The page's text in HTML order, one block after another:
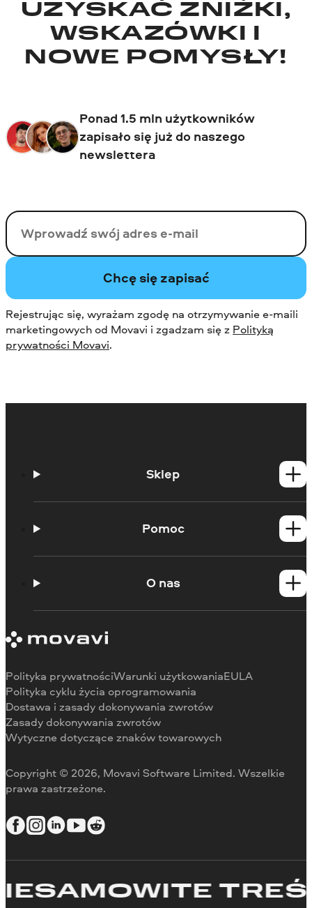
UZYSKAĆ ZNIŻKI,
WSKAZÓWKI I
NOWE POMYSŁY!
Ponad 1.5 mln użytkowników
zapisało się już do naszego
newslettera
Twój email
Chcę się zapisać
Rejestrując się, wyrażam zgodę na otrzymywanie e-maili
marketingowych od Movavi i zgadzam się z Polityką
prywatności Movavi.
Sklep
Produkty dla Mac
Pomoc
Portal edukacyjny
Ograniczenia wersji próbnej
Zwrot środków
O nas
Referencje
Dlaczego warto wybrać nas
Do pracy
Copyright © 2026, Movavi Software Limited. Wszelkie
prawa zastrzeżone.
Polityka prywatnościWarunki użytkowaniaEULA
Polityka cyklu życia oprogramowania
Dostawa i zasady dokonywania zwrotów
Zasady dokonywania zwrotów
Wytyczne dotyczące znaków towarowych
TREŚCI